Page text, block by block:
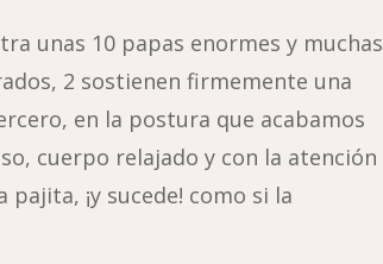
unas 10 papas enormes y muchas
2 sostienen firmemente una
en la postura que acabamos
cuerpo relajado y con la atención
¡y sucede! como si la